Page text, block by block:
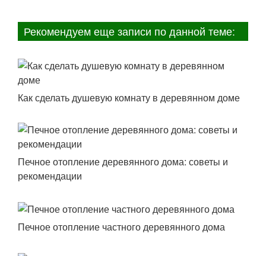
Рекомендуем еще записи по данной теме:
Как сделать душевую комнату в деревянном доме
Печное отопление деревянного дома: советы и
рекомендации
Печное отопление частного деревянного дома